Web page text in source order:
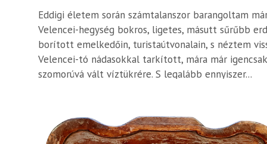
Eddigi életem során számtalanszor barangoltam
Velencei-hegység bokros, ligetes, másutt sűrűbb
borított emelkedőin, turistaútvonalain, s néztem
Velencei-tó nádasokkal tarkított, mára már igencsak
szomorúvá vált víztükrére. S legalább ennyiszer...